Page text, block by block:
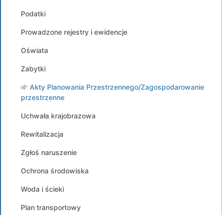
Podatki
Prowadzone rejestry i ewidencje
Oświata
Zabytki
Akty Planowania Przestrzennego/Zagospodarowanie
przestrzenne
Uchwała krajobrazowa
Rewitalizacja
Zgłoś naruszenie
Ochrona środowiska
Woda i ścieki
Plan transportowy